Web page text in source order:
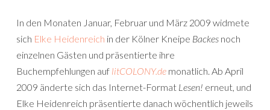
In den Monaten Januar, Februar und März 2009 widmete
sich Elke Heidenreich in der Kölner Kneipe Backes noch
einzelnen Gästen und präsentierte ihre
Buchempfehlungen auf litCOLONY.de monatlich. Ab April
2009 änderte sich das Internet-Format Lesen! erneut, und
Elke Heidenreich präsentierte danach wöchentlich jeweils